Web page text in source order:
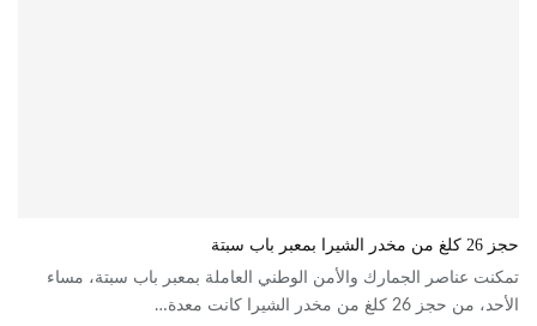
حجز 26 كلغ من مخدر الشيرا بمعبر باب سبتة
تمكنت عناصر الجمارك والأمن الوطني العاملة بمعبر باب سبتة، مساء
الأحد، من حجز 26 كلغ من مخدر الشيرا كانت معدة…